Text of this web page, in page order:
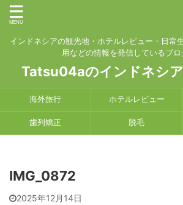
インドネシアの観光地・ホテルレビュー・日常
用などの情報を発信しているブロ
Tatsu04aのインドネシ
海外旅行 ホテルレビュー
歯列矯正 脱毛
IMG_0872
2025年12月14日